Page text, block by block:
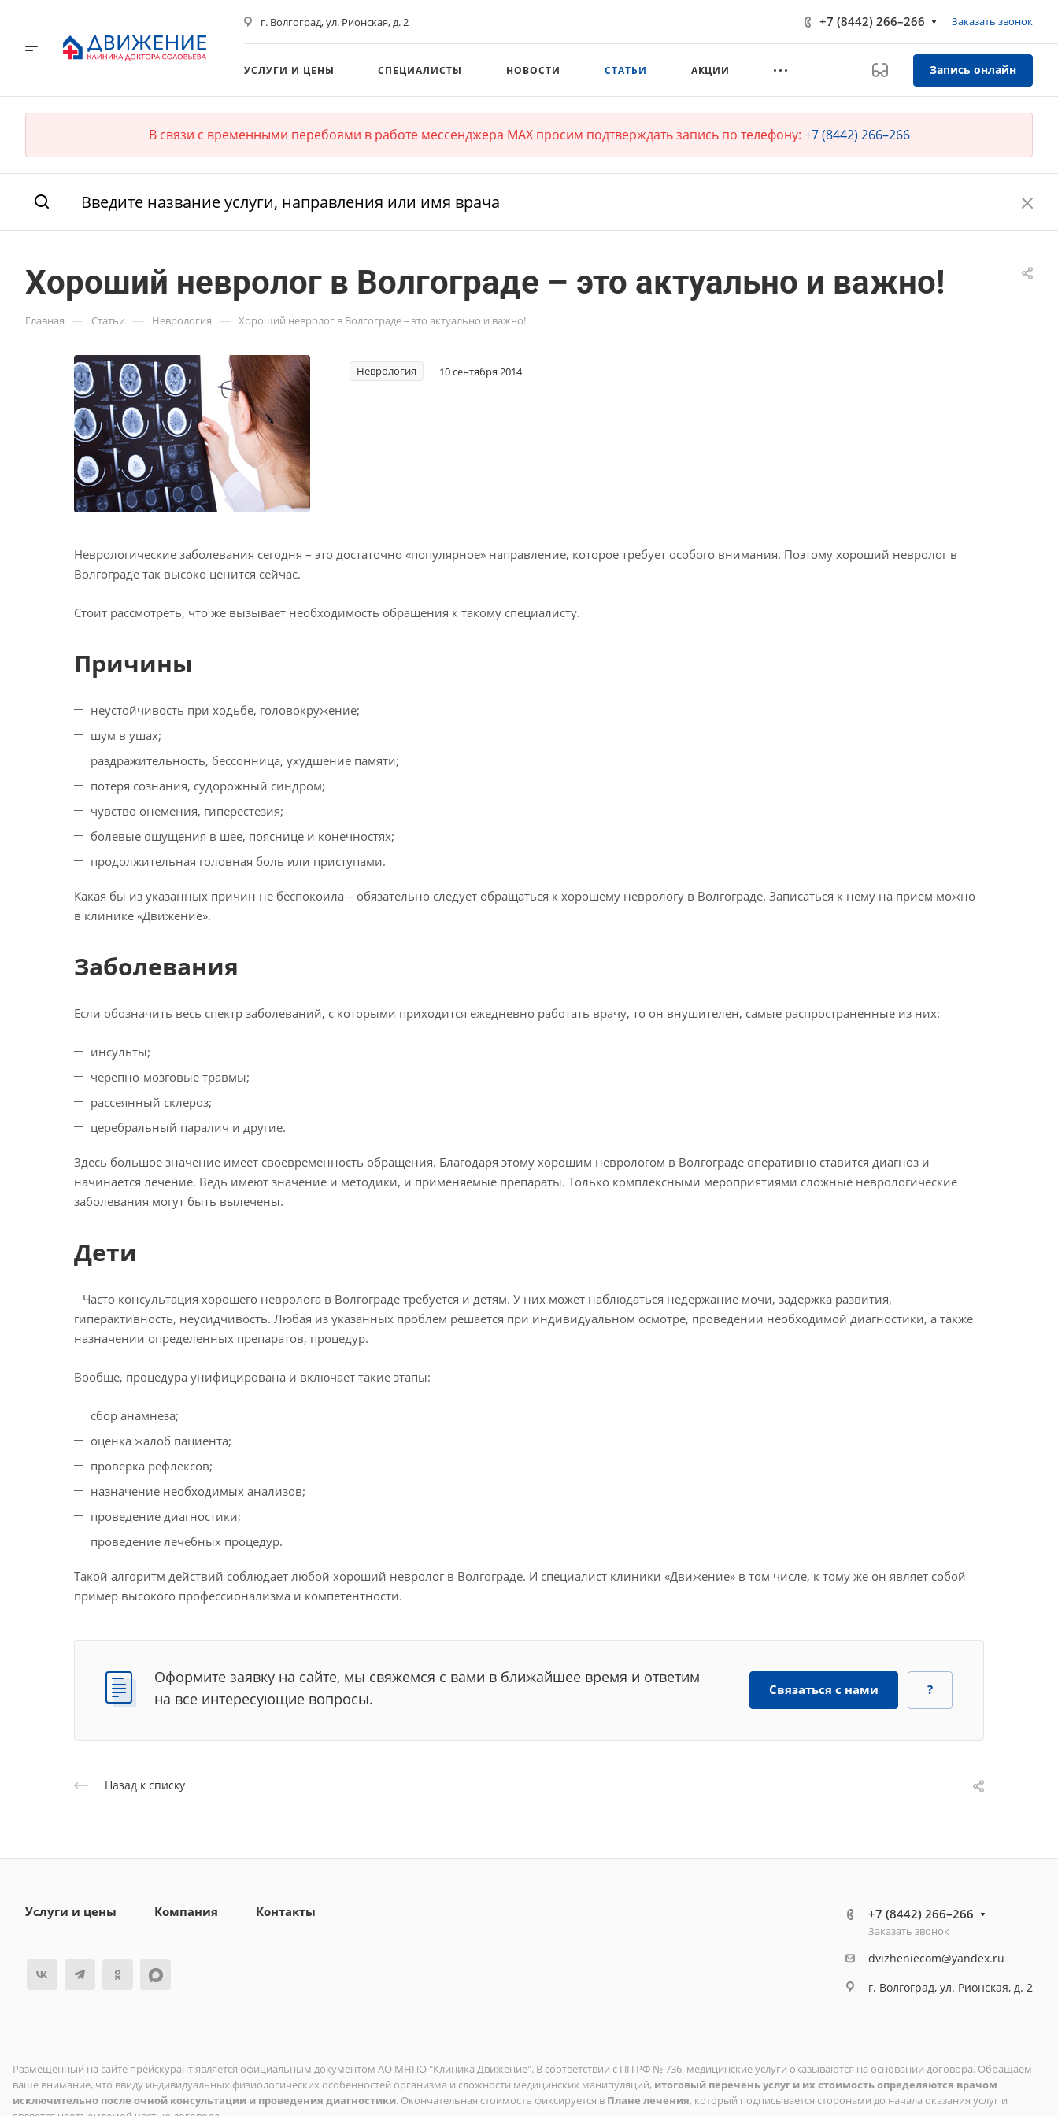
г. Волгоград, ул. Рионская, д. 2 +7 (8442) 266–266 Заказать звонок
УСЛУГИ И ЦЕНЫ СПЕЦИАЛИСТЫ НОВОСТИ СТАТЬИ АКЦИИ Запись онлайн
В связи с временными перебоями в работе мессенджера MAX просим подтверждать запись по телефону: +7 (8442) 266–266
Хороший невролог в Волгограде – это актуально и важно!
Главная — Статьи — Неврология — Хороший невролог в Волгограде – это актуально и важно!
Неврология 10 сентября 2014
Неврологические заболевания сегодня – это достаточно «популярное» направление, которое требует особого внимания. Поэтому хороший невролог в
Волгограде так высоко ценится сейчас.
Стоит рассмотреть, что же вызывает необходимость обращения к такому специалисту.
Причины
неустойчивость при ходьбе, головокружение;
шум в ушах;
раздражительность, бессонница, ухудшение памяти;
потеря сознания, судорожный синдром;
чувство онемения, гиперестезия;
болевые ощущения в шее, пояснице и конечностях;
продолжительная головная боль или приступами.
Какая бы из указанных причин не беспокоила – обязательно следует обращаться к хорошему неврологу в Волгограде. Записаться к нему на прием можно
в клинике «Движение».
Заболевания
Если обозначить весь спектр заболеваний, с которыми приходится ежедневно работать врачу, то он внушителен, самые распространенные из них:
инсульты;
черепно-мозговые травмы;
рассеянный склероз;
церебральный паралич и другие.
Здесь большое значение имеет своевременность обращения. Благодаря этому хорошим неврологом в Волгограде оперативно ставится диагноз и
начинается лечение. Ведь имеют значение и методики, и применяемые препараты. Только комплексными мероприятиями сложные неврологические
заболевания могут быть вылечены.
Дети
Часто консультация хорошего невролога в Волгограде требуется и детям. У них может наблюдаться недержание мочи, задержка развития,
гиперактивность, неусидчивость. Любая из указанных проблем решается при индивидуальном осмотре, проведении необходимой диагностики, а также
назначении определенных препаратов, процедур.
Вообще, процедура унифицирована и включает такие этапы:
сбор анамнеза;
оценка жалоб пациента;
проверка рефлексов;
назначение необходимых анализов;
проведение диагностики;
проведение лечебных процедур.
Такой алгоритм действий соблюдает любой хороший невролог в Волгограде. И специалист клиники «Движение» в том числе, к тому же он являет собой
пример высокого профессионализма и компетентности.
Оформите заявку на сайте, мы свяжемся с вами в ближайшее время и ответим
на все интересующие вопросы.
Связаться с нами ?
Назад к списку
Услуги и цены Компания Контакты +7 (8442) 266–266
Заказать звонок
dvizheniecom@yandex.ru
г. Волгоград, ул. Рионская, д. 2
Размещенный на сайте прейскурант является официальным документом АО МНПО "Клиника Движение". В соответствии с ПП РФ № 736, медицинские услуги оказываются на основании договора. Обращаем
ваше внимание, что ввиду индивидуальных физиологических особенностей организма и сложности медицинских манипуляций, итоговый перечень услуг и их стоимость определяются врачом
исключительно после очной консультации и проведения диагностики. Окончательная стоимость фиксируется в Плане лечения, который подписывается сторонами до начала оказания услуг и